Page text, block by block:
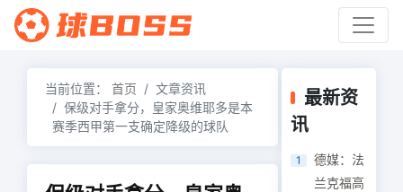
当前位置： 首页
文章资讯
保级对手拿分，皇家奥维耶多是本
赛季西甲第一支确定降级的球队
最新资
讯
1
德媒：法
兰克福高